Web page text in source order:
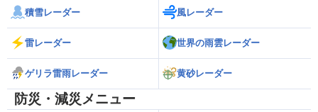
積雪レーダー 風レーダー
雷レーダー 世界の雨雲レーダー
ゲリラ雷雨レーダー 黄砂レーダー
防災・減災メニュー